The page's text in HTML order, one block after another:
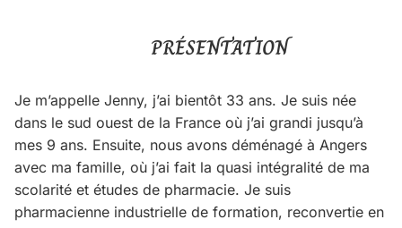
PRÉSENTATION
Je m’appelle Jenny, j’ai bientôt 33 ans. Je suis née
dans le sud ouest de la France où j’ai grandi jusqu’à
mes 9 ans. Ensuite, nous avons déménagé à Angers
avec ma famille, où j’ai fait la quasi intégralité de ma
scolarité et études de pharmacie. Je suis
pharmacienne industrielle de formation, reconvertie en